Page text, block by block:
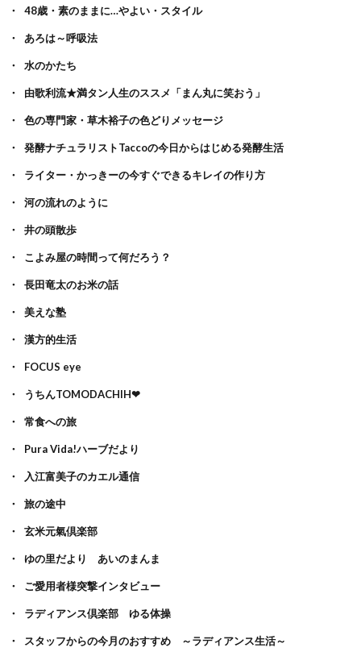
48歳・素のままに…やよい・スタイル
あろは～呼吸法
水のかたち
由歌利流★満タン人生のススメ「まん丸に笑おう」
色の専門家・草木裕子の色どりメッセージ
発酵ナチュラリストTaccoの今日からはじめる発酵生活
ライター・かっきーの今すぐできるキレイの作り方
河の流れのように
井の頭散歩
こよみ屋の時間って何だろう？
長田竜太のお米の話
美えな塾
漢方的生活
FOCUS eye
うちんTOMODACHIH❤
常食への旅
Pura Vida!ハーブだより
入江富美子のカエル通信
旅の途中
玄米元氣倶楽部
ゆの里だより あいのまんま
ご愛用者様突撃インタビュー
ラディアンス倶楽部 ゆる体操
スタッフからの今月のおすすめ ～ラディアンス生活～